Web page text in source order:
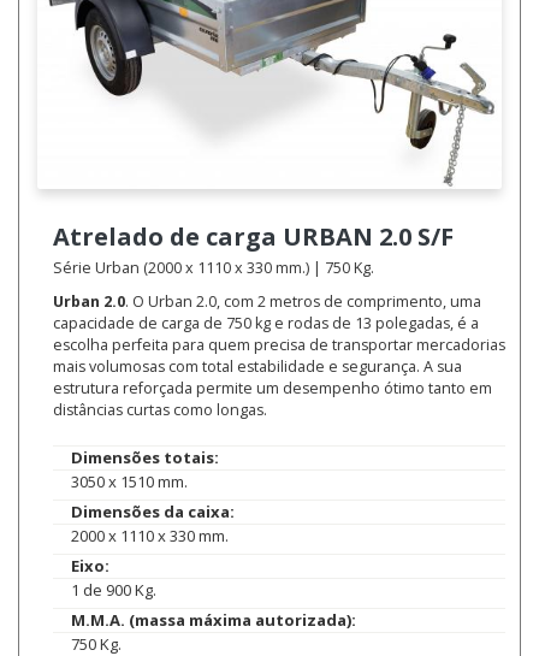
Atrelado de carga URBAN 2.0 S/F
Série Urban (2000 x 1110 x 330 mm.) | 750 Kg.
Urban 2.0. O Urban 2.0, com 2 metros de comprimento, uma
capacidade de carga de 750 kg e rodas de 13 polegadas, é a
escolha perfeita para quem precisa de transportar mercadorias
mais volumosas com total estabilidade e segurança. A sua
estrutura reforçada permite um desempenho ótimo tanto em
distâncias curtas como longas.
Dimensões totais:
3050 x 1510 mm.
Dimensões da caixa:
2000 x 1110 x 330 mm.
Eixo:
1 de 900 Kg.
M.M.A. (massa máxima autorizada):
750 Kg.